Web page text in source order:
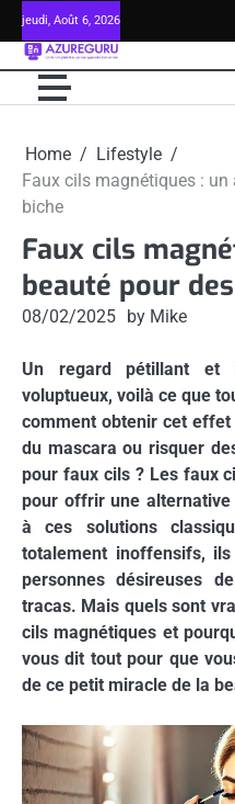
Skip
to
content
jeudi, Août 6, 2026
Home
Lifestyle
Faux cils magnétiques :
biche
Faux cils
beauté pour
08/02/2025 by Mike
Un regard pétillant et
voluptueux, voilà ce que
comment obtenir cet effet
du mascara ou risquer
pour faux cils ? Les faux
pour offrir une
à ces solutions
totalement inoffensifs,
personnes désireuses
tracas. Mais quels sont
cils magnétiques et
vous dit tout pour que
de ce petit miracle de la